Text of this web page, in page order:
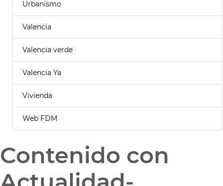
Urbanismo
Valencia
Valencia verde
Valencia Ya
Vivienda
Web FDM
Contenido con